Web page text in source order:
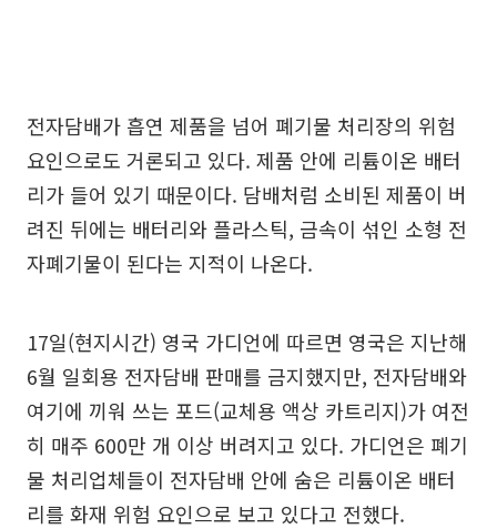
전자담배가 흡연 제품을 넘어 폐기물 처리장의 위험
요인으로도 거론되고 있다. 제품 안에 리튬이온 배터
리가 들어 있기 때문이다. 담배처럼 소비된 제품이 버
려진 뒤에는 배터리와 플라스틱, 금속이 섞인 소형 전
자폐기물이 된다는 지적이 나온다.
17일(현지시간) 영국 가디언에 따르면 영국은 지난해
6월 일회용 전자담배 판매를 금지했지만, 전자담배와
여기에 끼워 쓰는 포드(교체용 액상 카트리지)가 여전
히 매주 600만 개 이상 버려지고 있다. 가디언은 폐기
물 처리업체들이 전자담배 안에 숨은 리튬이온 배터
리를 화재 위험 요인으로 보고 있다고 전했다.